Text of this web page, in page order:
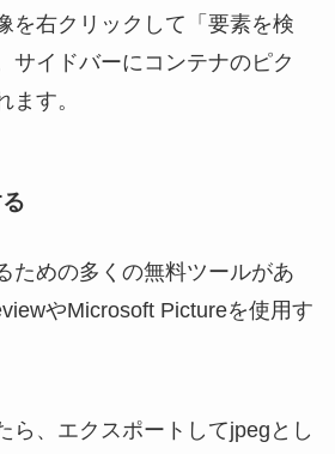
を右クリックして「要素を検
サイドバーにコンテナのピク
ます。
ための多くの無料ツールがあ
やMicrosoft Pictureを使用す
ら、エクスポートしてjpegとし